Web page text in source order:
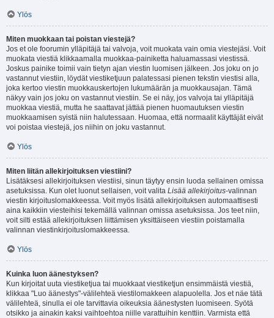
Ylös
Miten muokkaan tai poistan viestejä?
Jos et ole foorumin ylläpitäjä tai valvoja, voit muokata vain omia viestejäsi. Voit
muokata viestiä klikkaamalla muokkaa-painiketta haluamassasi viestissä.
Joskus painike toimii vain tietyn ajan viestin luomisen jälkeen. Jos joku on jo
vastannut viestiin, löydät viestiketjuun palatessasi pienen tekstin viestisi alla,
joka kertoo viestin muokkauskertojen lukumäärän ja muokkausajan. Tämä
näkyy vain jos joku on vastannut viestiin. Se ei näy, jos valvoja tai ylläpitäjä
muokkaa viestiä, mutta he saattavat jättää pienen huomautuksen viestin
muokkaamisen syistä niin halutessaan. Huomaa, että normaalit käyttäjät eivät
voi poistaa viestejä, jos niihin on joku vastannut.
Ylös
Miten liitän allekirjoituksen viestiini?
Lisätäksesi allekirjoituksen viestiisi, sinun täytyy ensin luoda sellainen omissa
asetuksissa. Kun olet luonut sellaisen, voit valita Lisää allekirjoitus-valinnan
viestin kirjoituslomakkeessa. Voit myös lisätä allekirjoituksen automaattisesti
aina kaikkiin viesteihisi tekemällä valinnan omissa asetuksissa. Jos teet niin,
voit silti estää allekirjoituksen liittämisen yksittäiseen viestiin poistamalla
valinnan viestinkirjoituslomakkeessa.
Ylös
Kuinka luon äänestyksen?
Kun kirjoitat uuta viestiketjua tai muokkaat viestiketjun ensimmäistä viestiä,
klikkaa "Luo äänestys"-välilehteä viestilomakkeen alapuolella. Jos et näe tätä
välilehteä, sinulla ei ole tarvittavia oikeuksia äänestysten luomiseen. Syötä
otsikko ja ainakin kaksi vaihtoehtoa niille varattuihin kenttiin. Varmista että